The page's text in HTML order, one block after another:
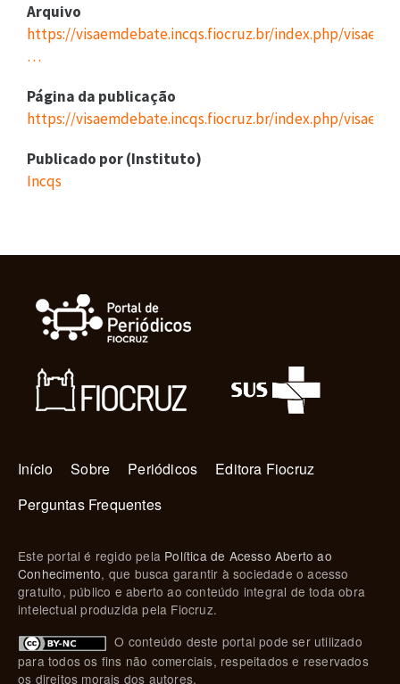
Arquivo
https://visaemdebate.incqs.fiocruz.br/index.php/
…
Página da publicação
https://visaemdebate.incqs.fiocruz.br/index.php/
Publicado por (Instituto)
Incqs
Navegação principal
Início Sobre Periódicos
Editora Fiocruz
Perguntas Frequentes
Este portal é regido pela Política de Acesso Aberto ao
Conhecimento, que busca garantir à sociedade o acesso
gratuito, público e aberto ao conteúdo integral de toda obra
intelectual produzida pela Fiocruz.
O conteúdo deste portal pode ser utilizado
para todos os fins não comerciais, respeitados e reservados
os direitos morais dos autores.